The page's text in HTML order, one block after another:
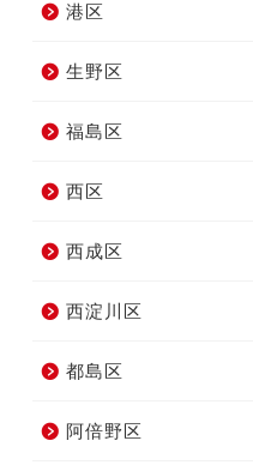
港区
生野区
福島区
西区
西成区
西淀川区
都島区
阿倍野区